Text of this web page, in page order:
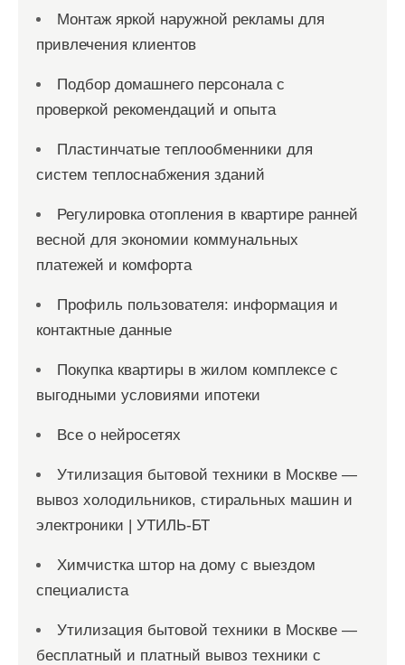
Монтаж яркой наружной рекламы для
привлечения клиентов
Подбор домашнего персонала с
проверкой рекомендаций и опыта
Пластинчатые теплообменники для
систем теплоснабжения зданий
Регулировка отопления в квартире ранней
весной для экономии коммунальных
платежей и комфорта
Профиль пользователя: информация и
контактные данные
Покупка квартиры в жилом комплексе с
выгодными условиями ипотеки
Все о нейросетях
Утилизация бытовой техники в Москве —
вывоз холодильников, стиральных машин и
электроники | УТИЛЬ-БТ
Химчистка штор на дому с выездом
специалиста
Утилизация бытовой техники в Москве —
бесплатный и платный вывоз техники с